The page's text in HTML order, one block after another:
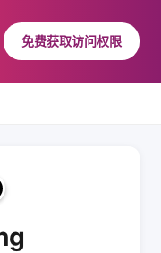
免费获取访问权限